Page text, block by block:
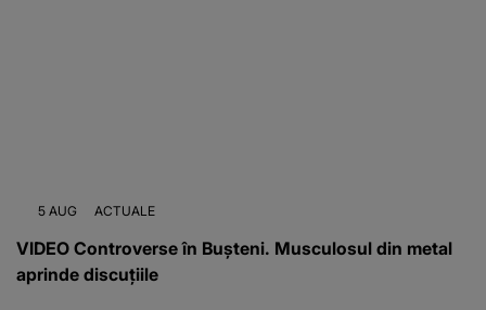
5 AUG ACTUALE
VIDEO Controverse în Bușteni. Musculosul din metal
aprinde discuțiile